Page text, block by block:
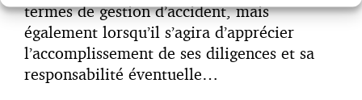
termes de gestion d’accident, mais
également lorsqu’il s’agira d’apprécier
l’accomplissement de ses diligences et sa
responsabilité éventuelle…